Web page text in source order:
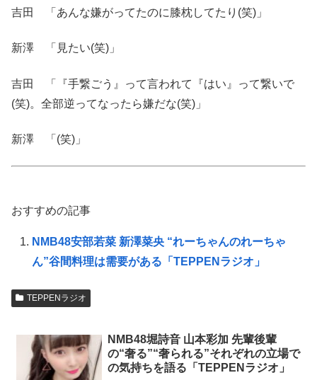
吉田 「あんな嫌がってたのに膝枕してたり(笑)」
新澤 「見たい(笑)」
吉田 「『手繋ごう』って言われて『はい』って繋いで
(笑)。全部逆ってなったら嫌だな(笑)」
新澤 「(笑)」
おすすめの記事
NMB48安部若菜 新澤菜央 “れーちゃんのれーちゃ
ん”谷間料理は需要がある「TEPPENラジオ」
TEPPENラジオ
NMB48堀詩音 山本彩加 先輩後輩
の“奢る”“奢られる”それぞれの立場で
の気持ちを語る「TEPPENラジオ」